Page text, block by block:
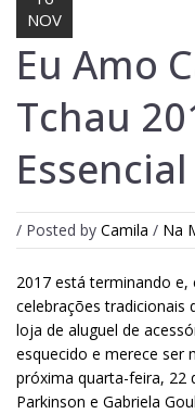
NOV
Eu Amo
Tchau
/ Posted by Camila / Na
2017 está terminando
celebrações tradicionais
loja de aluguel de
esquecido e merece ser
próxima quarta-feira, 22
Parkinson e Gabriela